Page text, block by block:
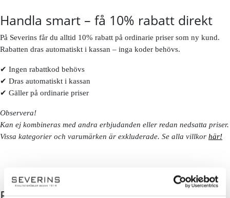
Handla smart – få 10% rabatt direkt
På Severins får du alltid 10% rabatt på ordinarie priser som ny kund.
Rabatten dras automatiskt i kassan – inga koder behövs.
✔ Ingen rabattkod behövs
✔ Dras automatiskt i kassan
✔ Gäller på ordinarie priser
Observera!
Kan ej kombineras med andra erbjudanden eller redan nedsatta priser.
Vissa kategorier och varumärken är exkluderade. Se alla villkor här!